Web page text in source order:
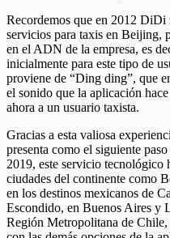
Recordemos que en 2012
servicios para taxis en Beijing,
en el ADN de la empresa, es
inicialmente para este tipo de
proviene de “Ding ding”, que
el sonido que la aplicación
ahora a un usuario taxista.
Gracias a esta valiosa
presenta como el siguiente
2019, este servicio tecnológico
ciudades del continente como
en los destinos mexicanos de
Escondido, en Buenos Aires y
Región Metropolitana de Chile,